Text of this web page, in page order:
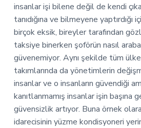
insanlar işi bilene değil de kendi
tanıdığına ve bilmeyene
birçok eksik, bireyler tarafından
taksiye binerken şoförün nasıl
güvenemiyor. Aynı şekilde tüm
takımlarında da yönetimlerin
insanlar ve o insanların güvendiği
kanıtlanmamış insanlar işin başına
güvensizlik artıyor. Buna örnek
idarecisinin yüzme kondisyoneri